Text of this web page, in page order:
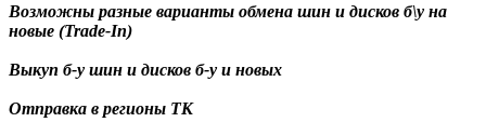
Возможны разные варианты обмена шин и дисков б\у на
новые (Trade-In)
Выкуп б-у шин и дисков б-у и новых
Отправка в регионы ТК